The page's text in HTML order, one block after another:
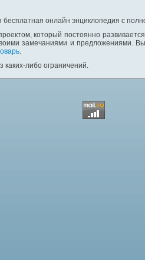
бесплатная онлайн энциклопедия с
который постоянно
замечаниями и предложениями.
.
каких-либо ограничений.